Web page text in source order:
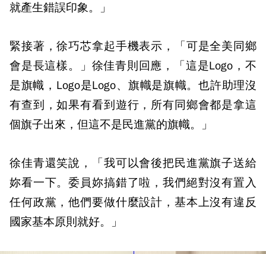
就產生錯誤印象。」
緊接著，徐巧芯拿起手機表示，「可是全美同鄉
會是長這樣。」徐佳青則回應，「這是Logo，不
是旗幟，Logo是Logo、旗幟是旗幟。也許助理沒
有查到，如果有看到遊行，所有同鄉會都是拿這
個旗子出來，但這不是民進黨的旗幟。」
徐佳青還笑說，「我可以會後把民進黨旗子送給
妳看一下。委員妳搞錯了啦，我們絕對沒有置入
任何政黨，他們要做什麼設計，基本上沒有違反
國家基本原則就好。」